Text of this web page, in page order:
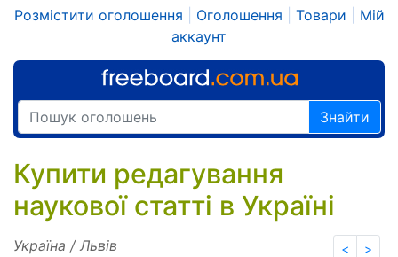
Розмістити оголошення Оголошення Товари
Мій
аккаунт
Знайти
Купити редагування
наукової статті в Україні
< >
Україна / Львів